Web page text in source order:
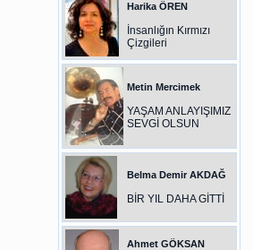
Harika ÖREN
İnsanlığın Kırmızı
Çizgileri
Metin Mercimek
YAŞAM ANLAYIŞIMIZ
SEVGİ OLSUN
Belma Demir AKDAĞ
BİR YIL DAHA GİTTİ
Ahmet GÖKSAN